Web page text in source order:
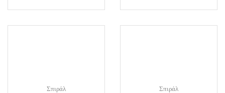
Σπιράλ
Σπιράλ